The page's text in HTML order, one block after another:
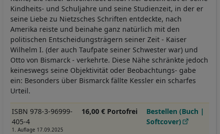
Kindheits- und Schuljahre und seine Studienzeit, in der er
seine Liebe zu Nietzsches Schriften entdeckte, nach
Amerika reiste und beinahe ganz natürlich mit den
politischen Entscheidungsträgern seiner Zeit - Kaiser
Wilhelm I. (der auch Taufpate seiner Schwester war) und
Otto von Bismarck - verkehrte. Diese Nähe schränkte jedoch
keineswegs seine Objektivität oder Beobachtungs- gabe
ein: Besonders über Bismarck fällte Kessler ein scharfes
Urteil.
ISBN 978-3-96999-
405-4
1. Auflage 17.09.2025
16,00 € Portofrei
Bestellen (Buch |
Softcover)